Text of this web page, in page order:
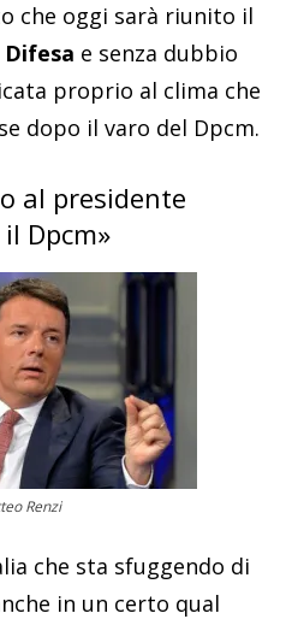
che oggi sarà riunito il
e senza dubbio
proprio al clima che
dopo il varo del Dpcm.
al presidente
Dpcm»
Renzi
che sta sfuggendo di
in un certo qual